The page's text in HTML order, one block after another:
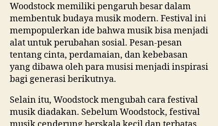
Woodstock memiliki pengaruh besar dalam
membentuk budaya musik modern. Festival ini
mempopulerkan ide bahwa musik bisa menjadi
alat untuk perubahan sosial. Pesan-pesan
tentang cinta, perdamaian, dan kebebasan
yang dibawa oleh para musisi menjadi inspirasi
bagi generasi berikutnya.
Selain itu, Woodstock mengubah cara festival
musik diadakan. Sebelum Woodstock, festival